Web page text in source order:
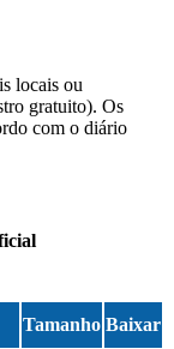
locais ou
gratuito). Os
com o diário
Tamanho Baixar